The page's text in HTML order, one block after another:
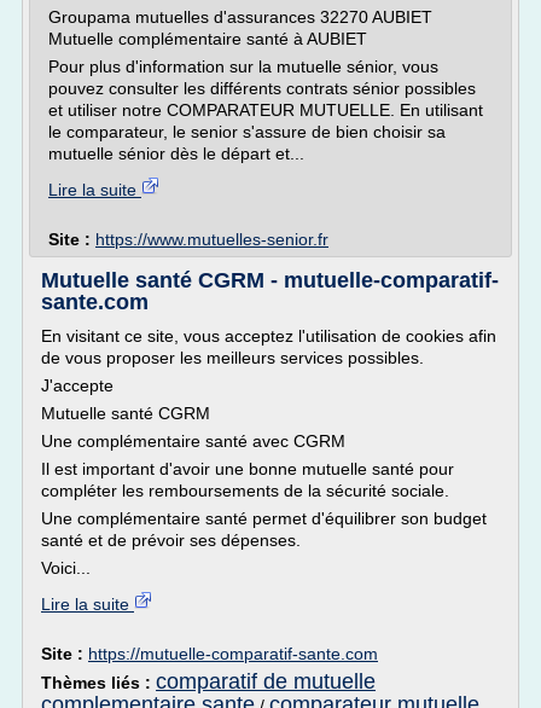
Groupama mutuelles d'assurances 32270 AUBIET
Mutuelle complémentaire santé à AUBIET
Pour plus d'information sur la mutuelle sénior, vous
pouvez consulter les différents contrats sénior possibles
et utiliser notre COMPARATEUR MUTUELLE. En utilisant
le comparateur, le senior s'assure de bien choisir sa
mutuelle sénior dès le départ et...
Lire la suite
Site : https://www.mutuelles-senior.fr
Mutuelle santé CGRM - mutuelle-comparatif-
sante.com
En visitant ce site, vous acceptez l'utilisation de cookies afin
de vous proposer les meilleurs services possibles.
J'accepte
Mutuelle santé CGRM
Une complémentaire santé avec CGRM
Il est important d'avoir une bonne mutuelle santé pour
compléter les remboursements de la sécurité sociale.
Une complémentaire santé permet d'équilibrer son budget
santé et de prévoir ses dépenses.
Voici...
Lire la suite
Site : https://mutuelle-comparatif-sante.com
Thèmes liés : comparatif de mutuelle